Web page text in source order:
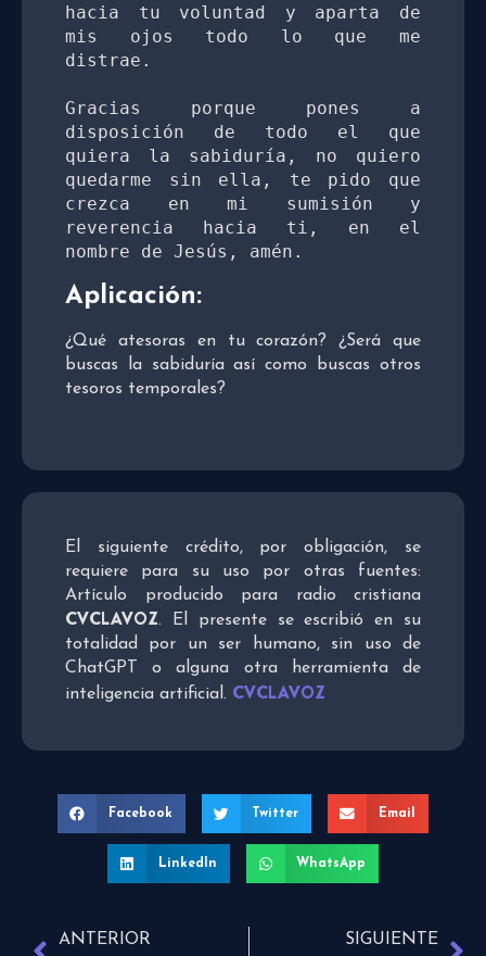
hacia tu voluntad y aparta de
mis ojos todo lo que me
distrae.
Gracias porque pones a
disposición de todo el que
quiera la sabiduría, no quiero
quedarme sin ella, te pido que
crezca en mi sumisión y
reverencia hacia ti, en el
nombre de Jesús, amén.
Aplicación:
¿Qué atesoras en tu corazón? ¿Será que
buscas la sabiduría así como buscas otros
tesoros temporales?
El siguiente crédito, por obligación, se
requiere para su uso por otras fuentes:
Artículo producido para radio cristiana
CVCLAVOZ. El presente se escribió en su
totalidad por un ser humano, sin uso de
ChatGPT o alguna otra herramienta de
inteligencia artificial. CVCLAVOZ
Facebook Twitter Email
LinkedIn WhatsApp
ANTERIOR
SIGUIENTE